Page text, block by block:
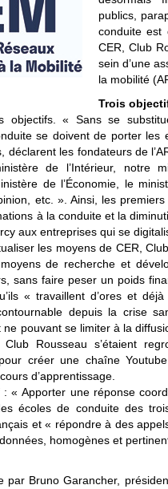
publics,
conduite est
CER, Club
sein d’une
la mobilité
Trois
objectifs. « Sans se
se doivent de porter les
déclarent les fondateurs de
de l’Intérieur, notre
de l’Économie, le
etc. ». Ainsi, les
à la conduite et la
aux entreprises qui se
les moyens de CER,
de recherche et
sans faire peser un poids
« travaillent d’ores et
depuis la crise
pouvant se limiter à la
Rousseau s’étaient
créer une chaîne
d’apprentissage.
: « Apporter une réponse
écoles de conduite des
et « répondre à des
homogènes et
par Bruno Garancher,